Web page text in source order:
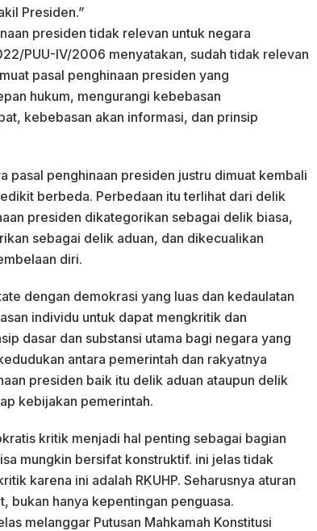
Presiden.”
presiden tidak relevan untuk negara
PUU-IV/2006 menyatakan, sudah tidak relevan
pasal penghinaan presiden yang
hukum, mengurangi kebebasan
kebebasan akan informasi, dan prinsip
pasal penghinaan presiden justru dimuat kembali
berbeda. Perbedaan itu terlihat dari delik
presiden dikategorikan sebagai delik biasa,
sebagai delik aduan, dan dikecualikan
diri.
dengan demokrasi yang luas dan kedaulatan
individu untuk dapat mengkritik dan
dasar dan substansi utama bagi negara yang
antara pemerintah dan rakyatnya
presiden baik itu delik aduan ataupun delik
kebijakan pemerintah.
kritik menjadi hal penting sebagai bagian
mungkin bersifat konstruktif. ini jelas tidak
karena ini adalah RKUHP. Seharusnya aturan
bukan hanya kepentingan penguasa.
melanggar Putusan Mahkamah Konstitusi